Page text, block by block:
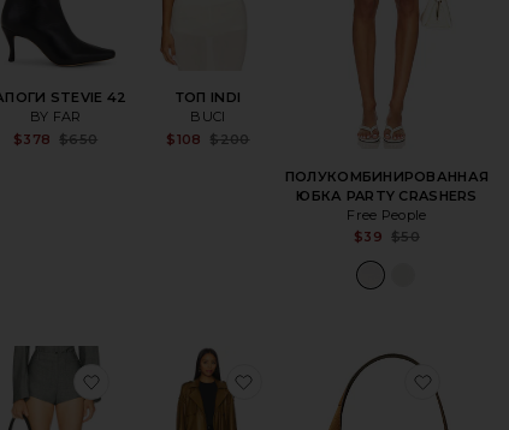
price:
STEVIE 42
BY FAR
Sale price:
$378 $650
ТОП INDI
BUCI
$108
$200
ПОЛУКОМБИНИРОВАННАЯ
ЮБКА PARTY CRASHERS
Free People
$39 $50
JAGGERизбранноеШОРТЫ FARHIизбранноеПАЛЬТО REED